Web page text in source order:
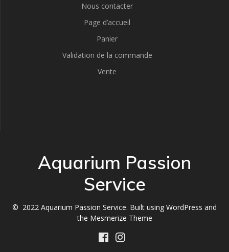
Nous contacter
Page d’accueil
Panier
Validation de la commande
Vente
Aquarium Passion
Service
© 2022 Aquarium Passion Service. Built using WordPress and
the Mesmerize Theme